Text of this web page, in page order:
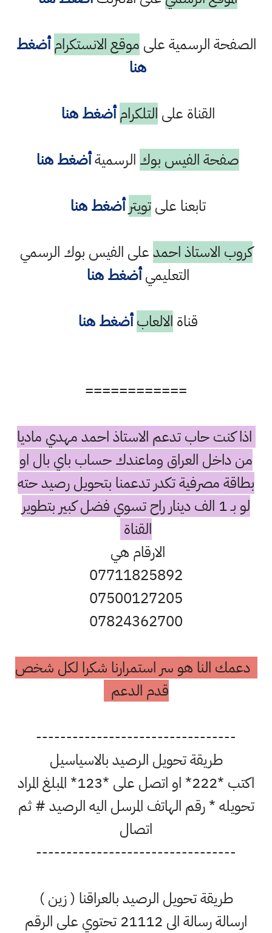
الصفحة الرسمية على موقع الانستكرام أضغط
هنا
القناة على التلكرام أضغط هنا
صفحة الفيس بوك الرسميةأضغط هنا
تابعنا علىتويتر أضغط هنا
كروب الاستاذ احمدعلى الفيس بوك الرسمي
التعليميأضغط هنا
قناة الالعاب أضغط هنا
============
اذا كنت حاب تدعم الاستاذ احمد مهدي ماديا
من داخل العراق وماعندك حساب باي بال او
بطاقة مصرفية تكدر تدعمنا بتحويل رصيد حته
لو بـ 1 الف دينار راح تسوي فضل كبير بتطوير
القناة
الارقام هي
07711825892
07500127205
07824362700
دعمك النا هو سر استمرارنا شكرا لكل شخص
قدم الدعم
---------------------------------
طريقة تحويل الرصيد بالاسياسيل
اكتب *222* او اتصل على *123* المبلغ المراد
تحويله * رقم الهاتف المرسل اليه الرصيد # ثم
اتصال
---------------------------------
طريقة تحويل الرصيد بالعراقنا ( زين )
ارسالة رسالة الى 21112 تحتوي على الرقم